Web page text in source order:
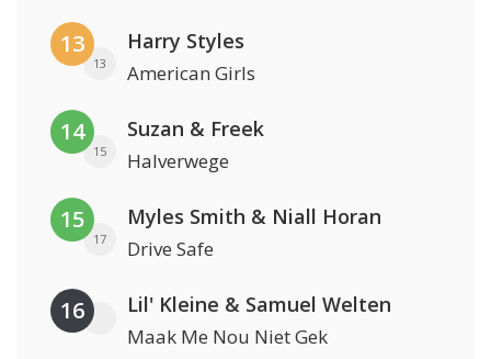
13
13
Harry Styles
American Girls
14
15
Suzan & Freek
Halverwege
15
17
Myles Smith & Niall Horan
Drive Safe
16 Lil' Kleine & Samuel Welten
Maak Me Nou Niet Gek